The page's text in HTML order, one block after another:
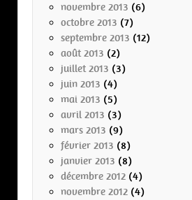
novembre 2013 (6)
octobre 2013 (7)
septembre 2013 (12)
août 2013 (2)
juillet 2013 (3)
juin 2013 (4)
mai 2013 (5)
avril 2013 (3)
mars 2013 (9)
février 2013 (8)
janvier 2013 (8)
décembre 2012 (4)
novembre 2012 (4)